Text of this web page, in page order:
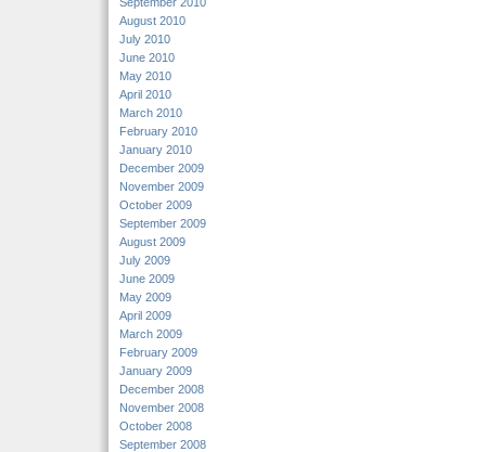
August 2010
July 2010
June 2010
May 2010
April 2010
March 2010
February 2010
January 2010
December 2009
November 2009
October 2009
September 2009
August 2009
July 2009
June 2009
May 2009
April 2009
March 2009
February 2009
January 2009
December 2008
November 2008
October 2008
September 2008